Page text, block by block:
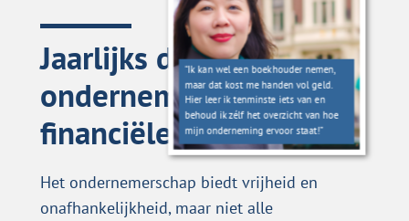
Jaarlijks duizenden
ondernemers in
financiële problemen
Het ondernemerschap biedt vrijheid en
onafhankelijkheid, maar niet alle
“Ik kan wel een boekhouder nemen,
maar dat kost me handen vol geld.
Hier leer ik tenminste iets van en
behoud ik zélf het overzicht van hoe
mijn onderneming ervoor staat!”